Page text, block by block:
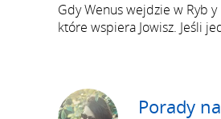
Gdy Wenus wejdzie w Ryb
które wspiera Jowisz. Jeśli
Porady